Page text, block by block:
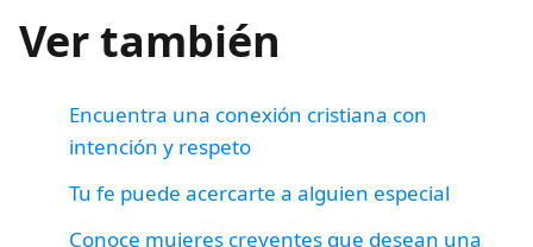
Ver también
Encuentra una conexión cristiana con
intención y respeto
Tu fe puede acercarte a alguien especial
Conoce mujeres creyentes que desean una